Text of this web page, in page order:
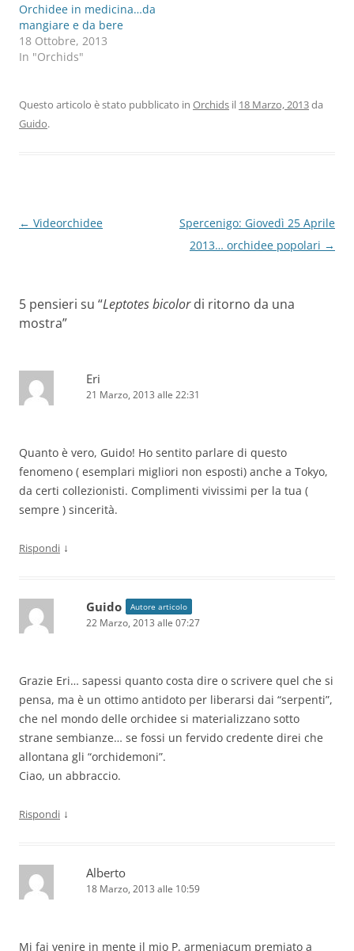
Orchidee in medicina…da
mangiare e da bere
18 Ottobre, 2013
In "Orchids"
Questo articolo è stato pubblicato in Orchids il 18 Marzo, 2013da
Guido.
Navigazione
← Videorchidee
Spercenigo: Giovedì 25 Aprile
2013… orchidee popolari →
5 pensieri su “Leptotes bicolordi ritorno da una
mostra”
Eri
21 Marzo, 2013 alle 22:31
Quanto è vero, Guido! Ho sentito parlare di questo
fenomeno ( esemplari migliori non esposti) anche a Tokyo,
da certi collezionisti. Complimenti vivissimi per la tua (
sempre ) sincerità.
Rispondi ↓
Guido Autore articolo
22 Marzo, 2013 alle 07:27
Grazie Eri… sapessi quanto costa dire o scrivere quel che si
pensa, ma è un ottimo antidoto per liberarsi dai “serpenti”,
che nel mondo delle orchidee si materializzano sotto
strane sembianze… se fossi un fervido credente direi che
allontana gli “orchidemoni”.
Ciao, un abbraccio.
Rispondi ↓
Alberto
18 Marzo, 2013 alle 10:59
Mi fai venire in mente il mio P. armeniacum premiato a